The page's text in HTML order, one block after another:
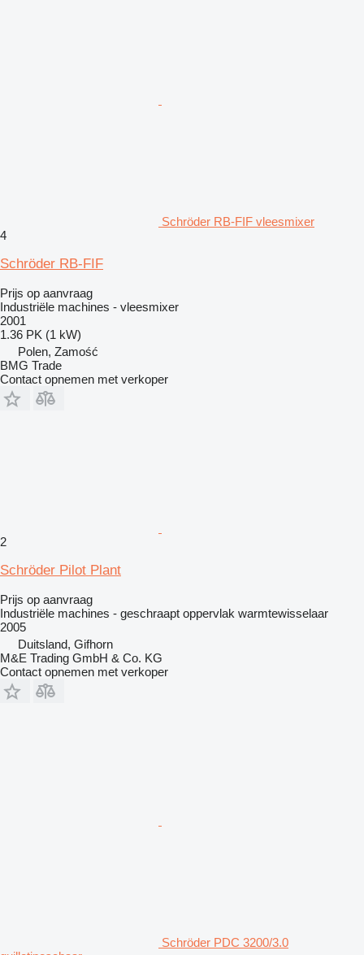
Schröder RB-FIF vleesmixer
4
Schröder RB-FIF
Prijs op aanvraag
Industriële machines - vleesmixer
2001
1.36 PK (1 kW)
Polen, Zamość
BMG Trade
Contact opnemen met verkoper
2
Schröder Pilot Plant
Prijs op aanvraag
Industriële machines - geschraapt oppervlak warmtewisselaar
2005
Duitsland, Gifhorn
M&E Trading GmbH & Co. KG
Contact opnemen met verkoper
Schröder PDC 3200/3.0